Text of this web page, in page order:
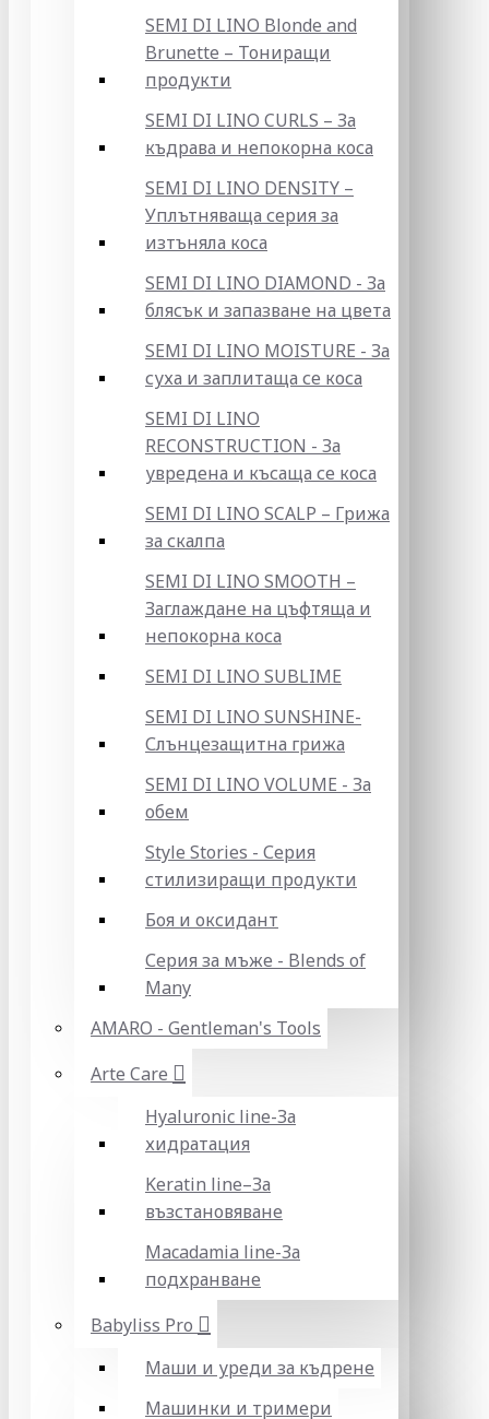
SEMI DI LINO Blonde and
Brunette – Тониращи
продукти
SEMI DI LINO CURLS – За
къдрава и непокорна коса
SEMI DI LINO DENSITY –
Уплътняваща серия за
изтъняла коса
SEMI DI LINO DIAMOND - За
блясък и запазване на цвета
SEMI DI LINO MOISTURE - За
суха и заплитаща се коса
SEMI DI LINO
RECONSTRUCTION - За
увредена и късаща се коса
SEMI DI LINO SCALP – Грижа
за скалпа
SEMI DI LINO SMOOTH –
Заглаждане на цъфтяща и
непокорна коса
SEMI DI LINO SUBLIME
SEMI DI LINO SUNSHINE-
Слънцезащитна грижа
SEMI DI LINO VOLUME - За
обем
Style Stories - Серия
стилизиращи продукти
Боя и оксидант
Серия за мъже - Blends of
Many
AMARO - Gentleman's Tools
Arte Care
Hyaluronic line-За
хидратация
Keratin line–За
възстановяване
Macadamia line-За
подхранване
Babyliss Pro
Маши и уреди за къдрене
Машинки и тримери